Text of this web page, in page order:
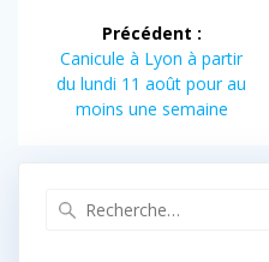
Navigation
de
l’article
Précédent :
Article
précédent :
Canicule à Lyon à partir
du lundi 11 août pour au
moins une semaine